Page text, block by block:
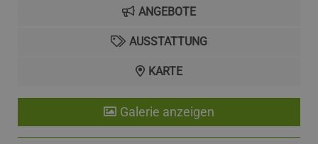
ANGEBOTE
AUSSTATTUNG
KARTE
Galerie anzeigen